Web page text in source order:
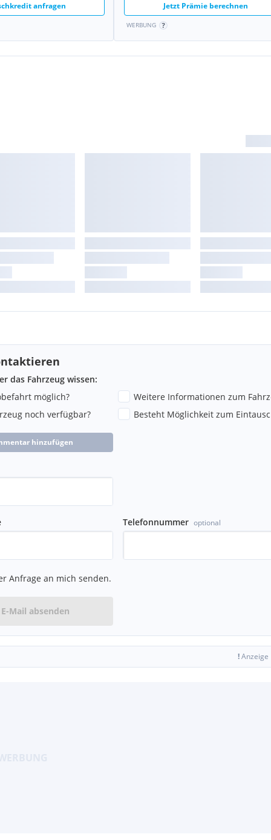
anfragen Jetzt Prämie berechnen
WERBUNG
das Fahrzeug wissen:
möglich?
Weitere Informationen zum
noch verfügbar?
Besteht Möglichkeit zum
hinzufügen
Telefonnummer optional
Anfrage an mich senden.
E-Mail absenden
!Anzeige